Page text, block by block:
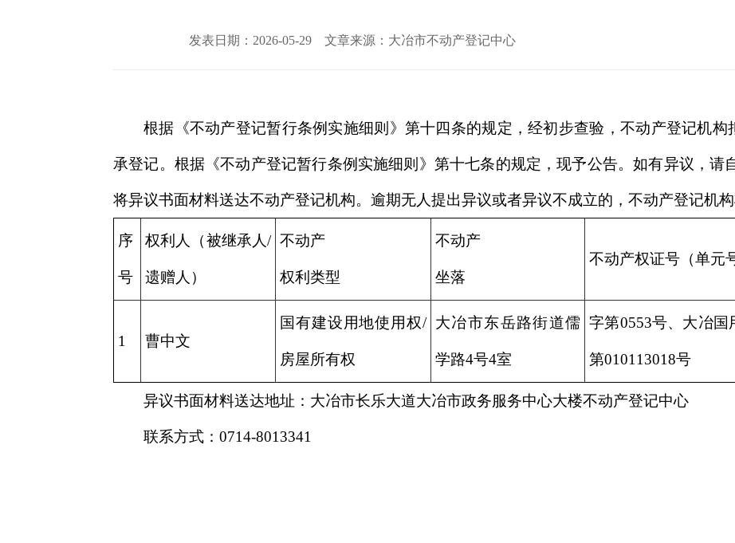
发表日期：2026-05-29 文章来源：大冶市不动产登记中心
根据《不动产登记暂行条例实施细则》第十四条的规定，经初步查验，不动产登记机
承登记。根据《不动产登记暂行条例实施细则》第十七条的规定，现予公告。如有异议，请
将异议书面材料送达不动产登记机构。逾期无人提出异议或者异议不成立的，不动产登记机构
序
号
权利人（被继承人/
遗赠人）
不动产
权利类型
不动产
坐落
不动产权证号（单元
1 曹中文
国有建设用地使用权/
房屋所有权
大冶市东岳路街道儒
学路4号4室
字第0553号、大冶国
第010113018号
异议书面材料送达地址：大冶市长乐大道大冶市政务服务中心大楼不动产登记中心
联系方式：0714-8013341